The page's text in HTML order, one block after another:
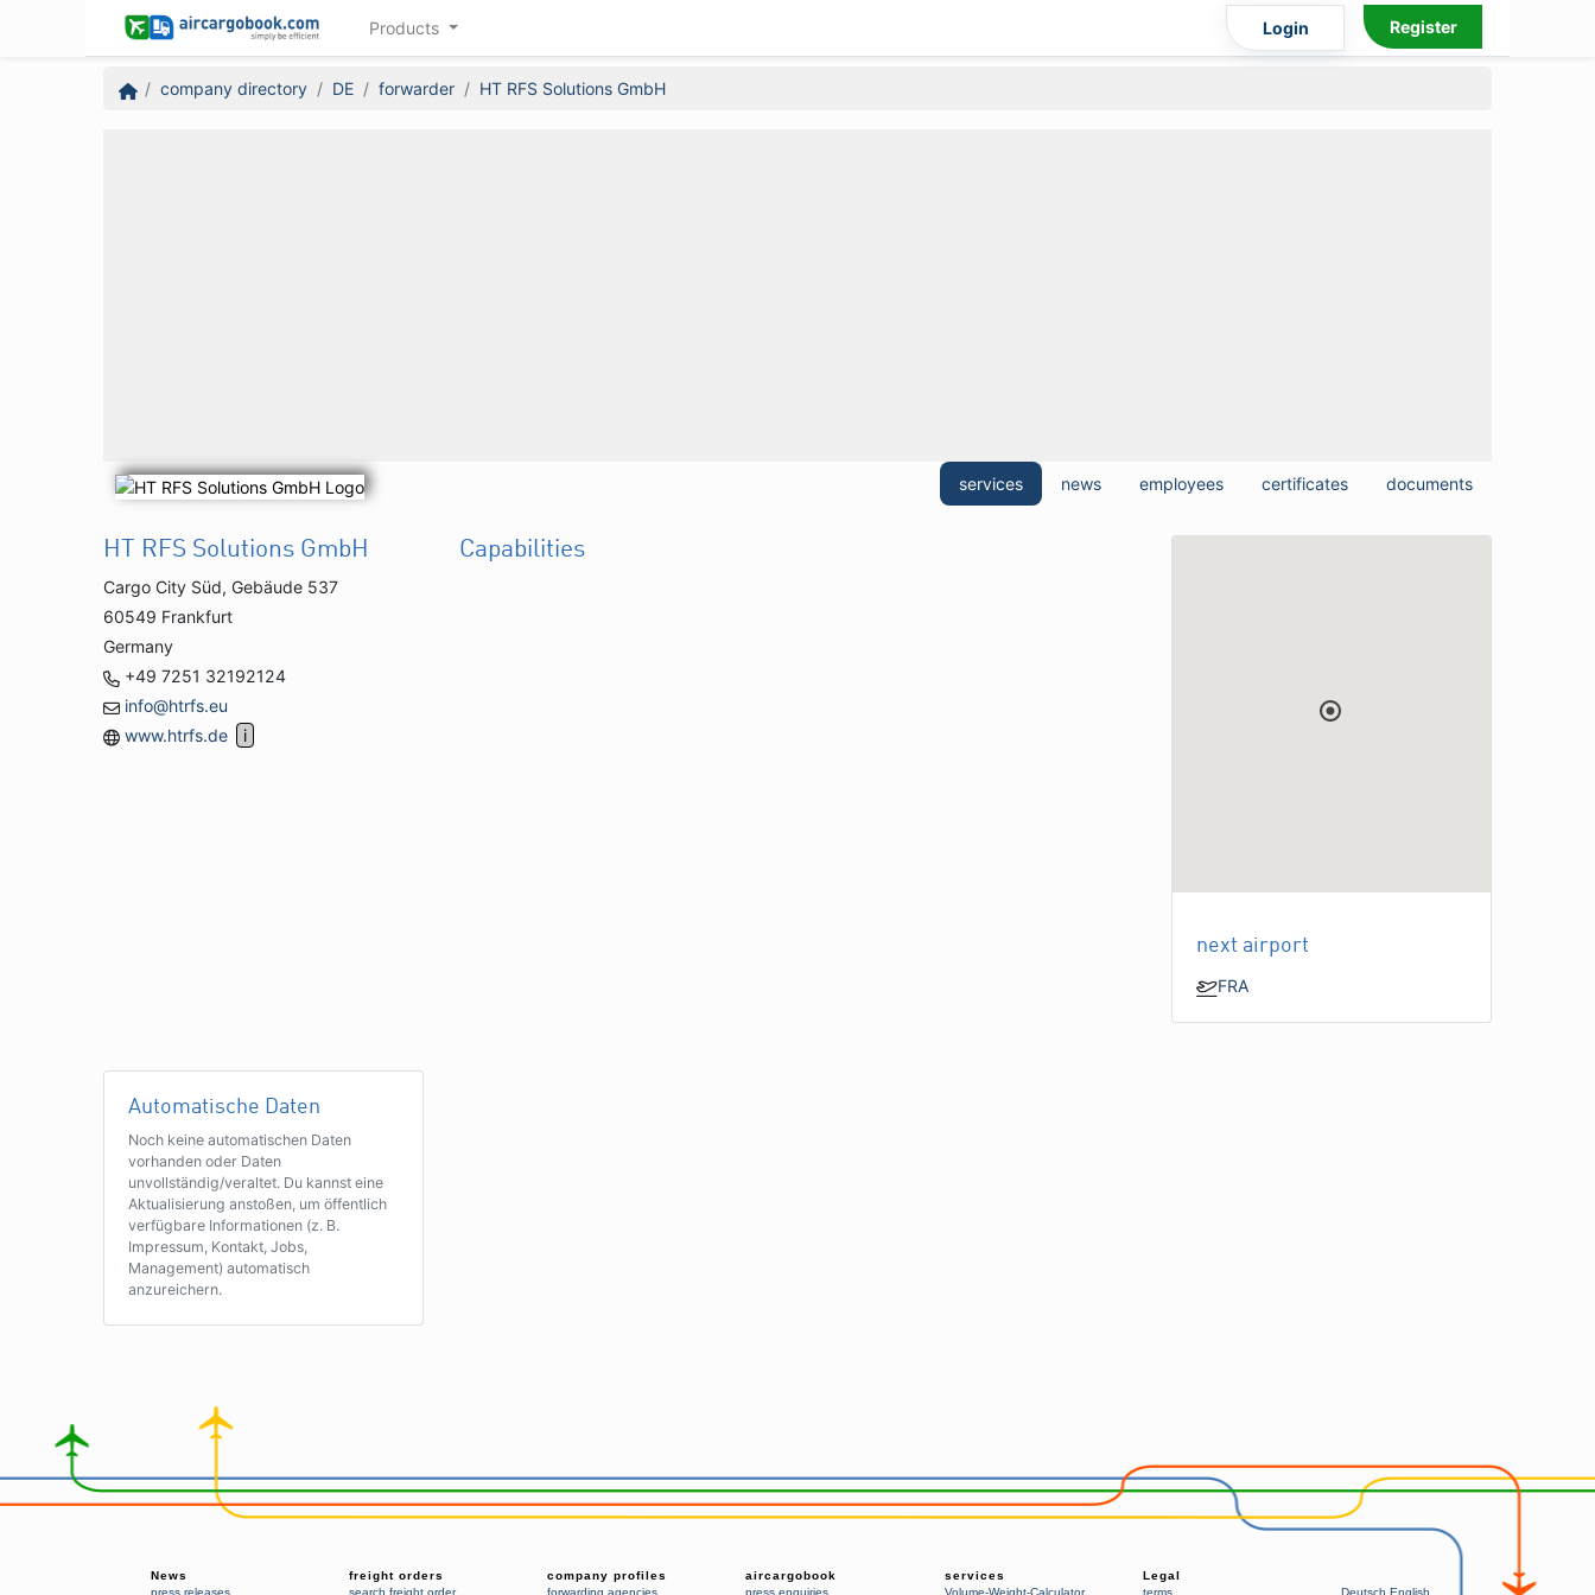
Products Login Register
company directory DE forwarder HT RFS Solutions GmbH
services news employees certificates documents
HT RFS Solutions GmbH
Cargo City Süd, Gebäude 537
60549 Frankfurt
Germany
+49 7251 32192124
info@htrfs.eu
www.htrfs.de
Capabilities
next airport
FRA
Automatische Daten
Noch keine automatischen Daten
vorhanden oder Daten
unvollständig/veraltet. Du kannst eine
Aktualisierung anstoßen, um öffentlich
verfügbare Informationen (z. B.
Impressum, Kontakt, Jobs,
Management) automatisch
anzureichern.
News
press releases
freight orders
search freight order
company profiles
forwarding agencies
aircargobook
press enquiries
services
Volume-Weight-Calculator
Legal
terms
Deutsch English